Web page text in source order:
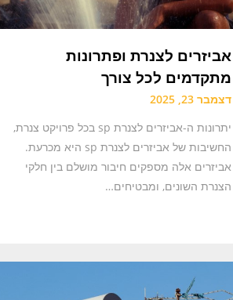
אביזרים לצנרת ופתרונות
מתקדמים לכל צורך
דצמבר 23, 2025
יתרונות ה-אביזרים לצנרת sp בכל פרויקט צנרת,
החשיבות של אביזרים לצנרת sp היא מכרעת.
אביזרים אלה מספקים חיבור מושלם בין חלקי
הצנרת השונים, ומבטיחים…